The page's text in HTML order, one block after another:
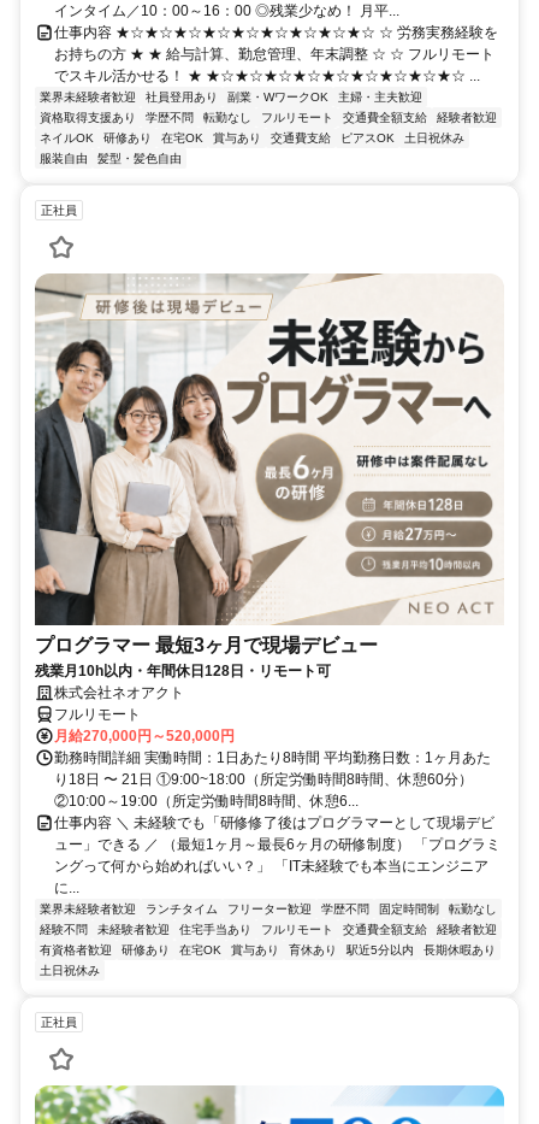
インタイム／10：00～16：00 ◎残業少なめ！ 月平...
仕事内容 ★☆★☆★☆★☆★☆★☆★☆★☆★☆ ☆ 労務実務経験を
お持ちの方 ★ ★ 給与計算、勤怠管理、年末調整 ☆ ☆ フルリモート
でスキル活かせる！ ★ ★☆★☆★☆★☆★☆★☆★☆★☆★☆ ...
業界未経験者歓迎 社員登用あり 副業・WワークOK
主婦・主夫歓迎
資格取得支援あり
学歴不問 転勤なし フルリモート 交通費全額支給
経験者歓迎
ネイルOK
研修あり 在宅OK 賞与あり 交通費支給 ピアスOK
土日祝休み
服装自由
髪型・髪色自由
正社員
プログラマー 最短3ヶ月で現場デビュー
残業月10h以内・年間休日128日・リモート可
株式会社ネオアクト
フルリモート
月給270,000円～520,000円
勤務時間詳細 実働時間：1日あたり8時間 平均勤務日数：1ヶ月あた
り18日 〜 21日 ①9:00~18:00（所定労働時間8時間、休憩60分）
②10:00～19:00（所定労働時間8時間、休憩6...
仕事内容 ＼ 未経験でも「研修修了後はプログラマーとして現場デビ
ュー」できる ／ （最短1ヶ月～最長6ヶ月の研修制度） 「プログラミ
ングって何から始めればいい？」 「IT未経験でも本当にエンジニア
に...
業界未経験者歓迎 ランチタイム フリーター歓迎 学歴不問 固定時間制
転勤なし
経験不問
未経験者歓迎 住宅手当あり フルリモート 交通費全額支給
経験者歓迎
有資格者歓迎
研修あり 在宅OK 賞与あり 育休あり 駅近5分以内
長期休暇あり
土日祝休み
正社員